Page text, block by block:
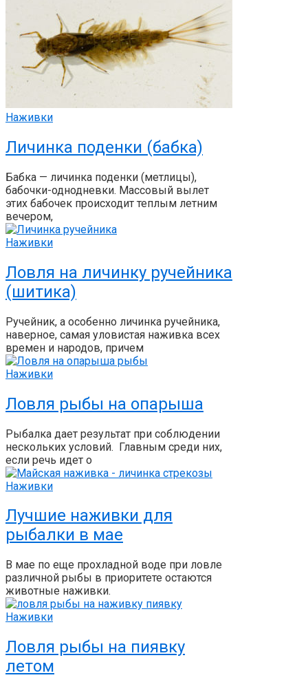
Наживки
Личинка поденки (бабка)
Бабка — личинка поденки (метлицы),
бабочки-однодневки. Массовый вылет
этих бабочек происходит теплым летним
вечером,
Наживки
Ловля на личинку ручейника
(шитика)
Ручейник, а особенно личинка ручейника,
наверное, самая уловистая наживка всех
времен и народов, причем
Наживки
Ловля рыбы на опарыша
Рыбалка дает результат при соблюдении
нескольких условий. Главным среди них,
если речь идет о
Наживки
Лучшие наживки для
рыбалки в мае
В мае по еще прохладной воде при ловле
раз­личной рыбы в приоритете остаются
животные наживки.
Наживки
Ловля рыбы на пиявку
летом